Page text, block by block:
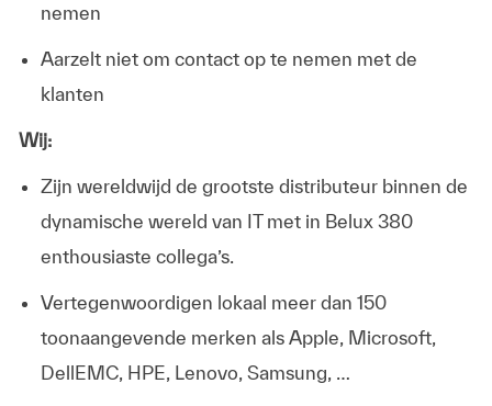
nemen
Aarzelt niet om contact op te nemen met de
klanten
Wij:
Zijn wereldwijd de grootste distributeur binnen de
dynamische wereld van IT met in Belux 380
enthousiaste collega’s.
Vertegenwoordigen lokaal meer dan 150
toonaangevende merken als Apple, Microsoft,
DellEMC, HPE, Lenovo, Samsung, …